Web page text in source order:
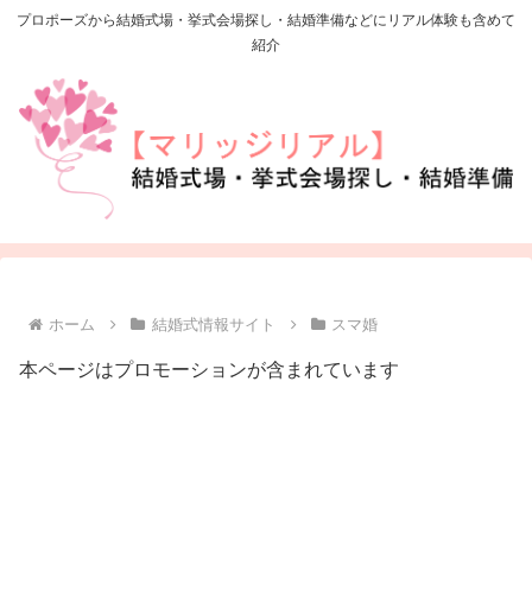
プロポーズから結婚式場・挙式会場探し・結婚準備などにリアル体験も含めて
紹介
ホーム 結婚式情報サイト スマ婚
本ページはプロモーションが含まれています